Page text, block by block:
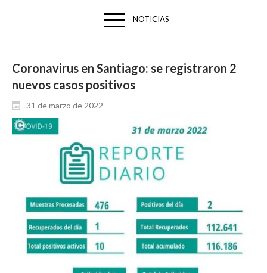
NOTICIAS
Coronavirus en Santiago: se registraron 2
nuevos casos positivos
31 de marzo de 2022